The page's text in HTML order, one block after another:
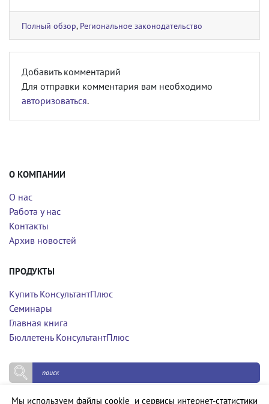
Полный обзор, Региональное законодательство
Добавить комментарий
Для отправки комментария вам необходимо
авторизоваться.
О КОМПАНИИ
О нас
Работа у нас
Контакты
Архив новостей
ПРОДУКТЫ
Купить КонсультантПлюс
Семинары
Главная книга
Бюллетень КонсультантПлюс
Мы используем файлы cookie и сервисы интернет-статистики